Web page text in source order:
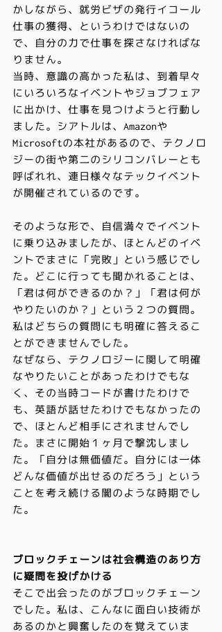
かしながら、就労ビザの発行イコール
仕事の獲得、というわけではないの
で、自分の力で仕事を探さなければな
りません。
当時、意識の高かった私は、到着早々
にいろいろなイベントやジョブフェア
に出かけ、仕事を見つけようと行動し
ました。シアトルは、Amazonや
Microsoftの本社があるので、テクノロ
ジーの街や第二のシリコンバレーとも
呼ばれれ、連日様々なテックイベント
が開催されているのです。
そのような形で、自信満々でイベント
に乗り込みましたが、ほとんどのイベ
ントでまさに「完敗」という感じでし
た。どこに行っても聞かれることは、
「君は何ができるのか？」「君は何が
やりたいのか？」という２つの質問。
私はどちらの質問にも明確に答えるこ
とができませんでした。
なぜなら、テクノロジーに関して明確
なやりたいことがあったわけでもな
く、その当時コードが書けたわけで
も、英語が話せたわけでもなかったの
で、ほとんど相手にされませんでし
た。まさに開始１ヶ月で撃沈しまし
た。「自分は無価値だ。自分には一体
どんな価値が出せるのだろう」という
ことを考え続ける闇のような時期でし
た。
ブロックチェーンは社会構造のあり方
に疑問を投げかける
そこで出会ったのがブロックチェーン
でした。私は、こんなに面白い技術が
あるのかと興奮したのを覚えていま